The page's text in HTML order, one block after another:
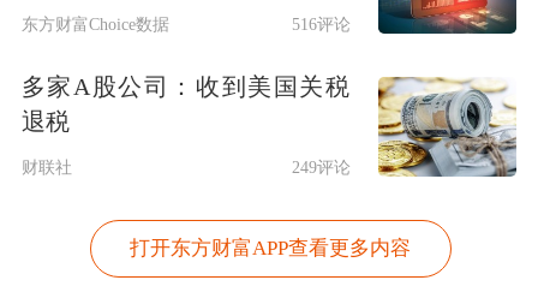
东方财富Choice数据 516评论
多家A股公司：收到美国关税
退税
财联社 249评论
打开东方财富APP查看更多内容